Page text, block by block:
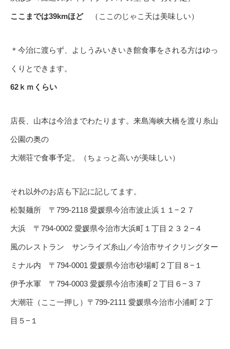
ここまでは39kmほど（ここのじゃこ天は美味しい）
＊今治に渡らず、よしうみいきいき館食事をされる方はゆっ
くりとできます。
62ｋｍくらい
店長、山本は今治までわたります。来島海峡大橋を渡り糸山
公園の奥の
大潮荘で食事予定。（ちょっと高いが美味しい）
それ以外のお店も下記に記してます。
松製麺所 〒799-2118 愛媛県今治市波止浜１１−２７
大浜 〒794-0002 愛媛県今治市大浜町１丁目２３２−４
風のレストラン サンライズ糸山／今治市サイクリングター
ミナル内 〒794-0001 愛媛県今治市砂場町２丁目８−１
伊予水軍 〒794-0003 愛媛県今治市湊町２丁目６−３７
大潮荘（ここ一押し）〒799-2111 愛媛県今治市小浦町２丁
目５−１